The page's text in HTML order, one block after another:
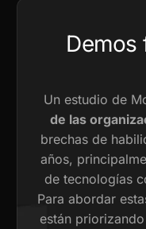
Demos
Un estudio de
de las
brechas de
años,
de tecnologías
Para abordar
están